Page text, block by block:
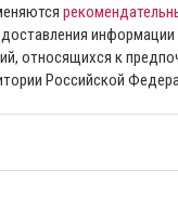
информации
относящихся к
Российской